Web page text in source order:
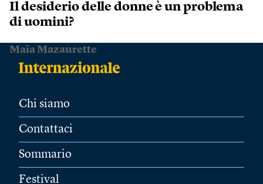
Il desiderio delle donne è un problema
di uomini?
Maïa Mazaurette
Chi siamo
Contattaci
Sommario
Festival